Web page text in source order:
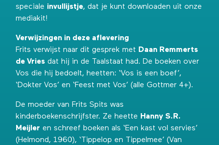
speciale invullijstje, dat je kunt downloaden uit onze
mediakit!
Verwijzingen in deze aflevering
Frits verwijst naar dit gesprek met Daan Remmerts
de Vries dat hij in de Taalstaat had. De boeken over
Vos die hij bedoelt, heetten: ‘Vos is een boef’,
‘Dokter Vos’ en ‘Feest met Vos’ (alle Gottmer 4+).
De moeder van Frits Spits was
kinderboekenschrijfster. Ze heette Hanny S.R.
Meijler en schreef boeken als ‘Een kast vol servies’
(Helmond, 1960), ‘Tippelop en Tippelmee’ (Van